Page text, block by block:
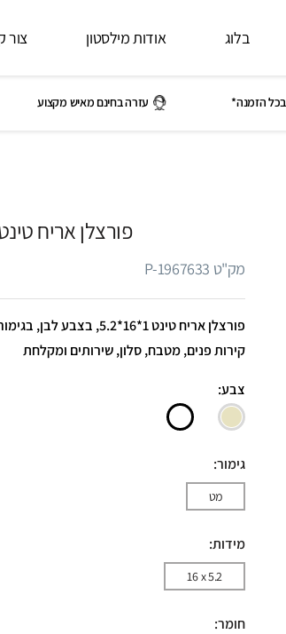
בלוג אודות מילסטון צור
הזמנה* עזרה בחינם מאיש מקצוע
פורצלן אריח
מק"ט P-1967633
פורצלן אריח טינט 1*16*5.2,
קירות פנים, מטבח, סלון, שירותים ומקלחת
צבע:
גימור:
מט
מידות:
16 x 5.2
חומר: